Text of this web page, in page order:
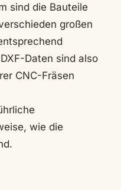
sind die Bauteile
großen
Daten sind also
CNC-Fräsen
wie die